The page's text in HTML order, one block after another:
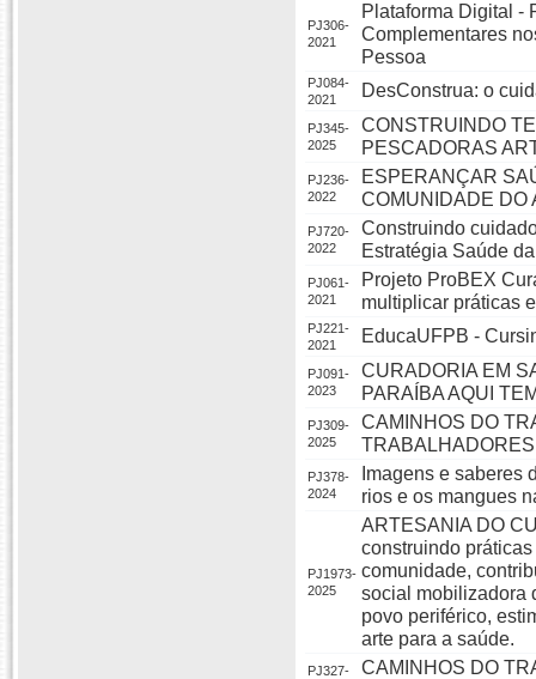
PJ306-
2021
Plataforma Digital -
Complementares
Pessoa
PJ084-
2021
DesConstrua: o
PJ345-
2025
CONSTRUINDO
PESCADORAS
PJ236-
2022
ESPERANÇAR
COMUNIDADE DO
PJ720-
2022
Construindo
Estratégia Saúde
PJ061-
2021
Projeto ProBEX
multiplicar práticas
PJ221-
2021
EducaUFPB -
PJ091-
2023
CURADORIA EM
PARAÍBA AQUI
PJ309-
2025
CAMINHOS DO
PJ378-
2024
Imagens e saberes
rios e os mangues
PJ1973-
2025
ARTESANIA DO
construindo
comunidade,
social mobilizadora
povo periférico,
arte para a saúde.
PJ327-
CAMINHOS DO